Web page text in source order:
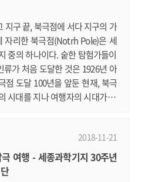
지구 끝, 북극점에 서다 지구의 가
자리한 북극점(Notrh Pole)은 세
중의 하나이다. 숱한 탐험가들이
류가 처음 도달한 것은 1926년 아
점 도달 100년을 앞둔 현재, 북극
시대를 지나 여행자의 시대가 되
. 북극점 탐방루트 글 사진 · 김완
) 핀란드 헬싱키로 날아가서, 러시
항인 무르만스크(Murmansk)까
2018-11-21
여행 - 세종과학기지 30주년